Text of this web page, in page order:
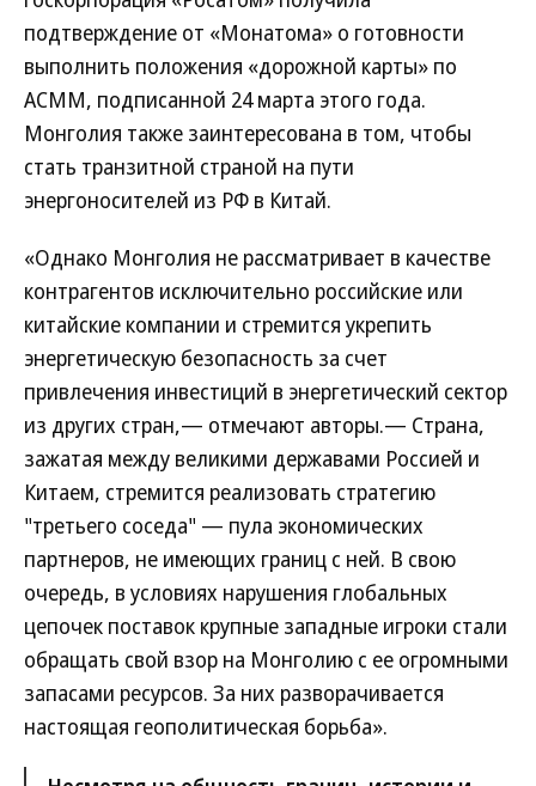
подтверждение от «Монатома» о готовности
выполнить положения «дорожной карты» по
АСММ, подписанной 24 марта этого года.
Монголия также заинтересована в том, чтобы
стать транзитной страной на пути
энергоносителей из РФ в Китай.
«Однако Монголия не рассматривает в качестве
контрагентов исключительно российские или
китайские компании и стремится укрепить
энергетическую безопасность за счет
привлечения инвестиций в энергетический сектор
из других стран,— отмечают авторы.— Страна,
зажатая между великими державами Россией и
Китаем, стремится реализовать стратегию
"третьего соседа" — пула экономических
партнеров, не имеющих границ с ней. В свою
очередь, в условиях нарушения глобальных
цепочек поставок крупные западные игроки стали
обращать свой взор на Монголию с ее огромными
запасами ресурсов. За них разворачивается
настоящая геополитическая борьба».